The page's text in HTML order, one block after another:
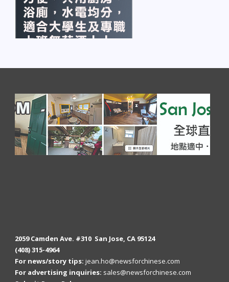
2059 Camden Ave. #310 San Jose, CA 95124
(408) 315-4964
For news/story tips: jean.ho@newsforchinese.com
For advertising inquiries: sales@newsforchinese.com